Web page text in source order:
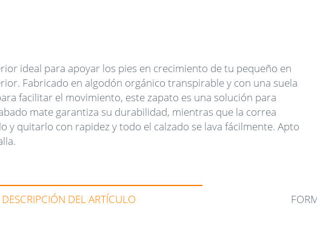
ideal para apoyar los pies en crecimiento de tu pequeño en
Fabricado en algodón orgánico transpirable y con una suela
facilitar el movimiento, este zapato es una solución para
mate garantiza su durabilidad, mientras que la correa
y quitarlo con rapidez y todo el calzado se lava fácilmente. Apto
DESCRIPCIÓN DEL ARTÍCULO